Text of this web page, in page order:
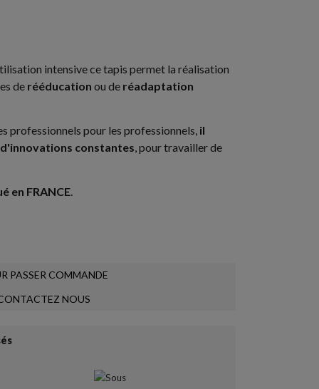
intensive ce tapis permet la réalisation
de rééducation ou de réadaptation
professionnels pour les professionnels, il
constantes, pour travailler de
en FRANCE.
PASSER COMMANDE
NOUS